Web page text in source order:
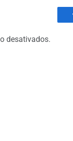
desativados.